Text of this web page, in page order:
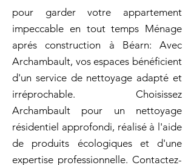
pour garder votre appartement
impeccable en tout temps Ménage
aprés construction à Béarn: Avec
Archambault, vos espaces bénéficient
d'un service de nettoyage adapté et
irréprochable. Choisissez
Archambault pour un nettoyage
résidentiel approfondi, réalisé à l'aide
de produits écologiques et d'une
expertise professionnelle. Contactez-